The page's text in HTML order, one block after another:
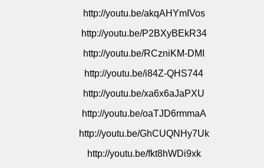
http://youtu.be/akqAHYmIVos
http://youtu.be/P2BXyBEkR34
http://youtu.be/RCzniKM-DMI
http://youtu.be/i84Z-QHS744
http://youtu.be/xa6x6aJaPXU
http://youtu.be/oaTJD6rmmaA
http://youtu.be/GhCUQNHy7Uk
http://youtu.be/fkt8hWDi9xk